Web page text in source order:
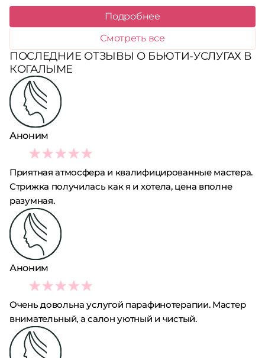
Подробнее
Смотреть все
ПОСЛЕДНИЕ ОТЗЫВЫ О БЬЮТИ-УСЛУГАХ В
КОГАЛЫМЕ
Аноним
4
Приятная атмосфера и квалифицированные мастера.
Стрижка получилась как я и хотела, цена вполне
разумная.
Аноним
4
Очень довольна услугой парафинотерапии. Мастер
внимательный, а салон уютный и чистый.